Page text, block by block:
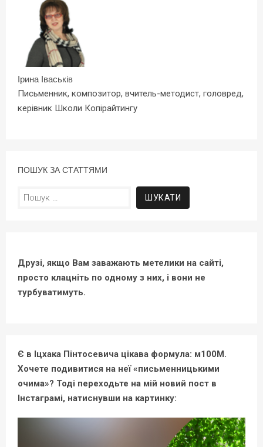
Ірина Іваськів
Письменник, композитор, вчитель-методист, головред,
керівник Школи Копірайтингу
ПОШУК ЗА СТАТТЯМИ
Пошук:
Друзі, якщо Вам заважають метелики на сайті,
просто клацніть по одному з них, і вони не
турбуватимуть.
Є в Іцхака Пінтосевича цікава формула: м100М.
Хочете подивитися на неї «письменницькими
очима»? Тоді переходьте на мій новий пост в
Інстаграмі, натиснувши на картинку: